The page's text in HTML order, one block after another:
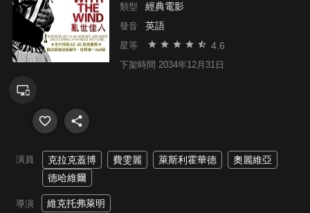
類型 經典電影
發音 英語
星等 4.6
下架時間 2034年12月31日
演員 克拉克蓋博 費雯麗 萊斯利霍華德
奧麗維亞
德哈維爾
導演 維克托弗萊明